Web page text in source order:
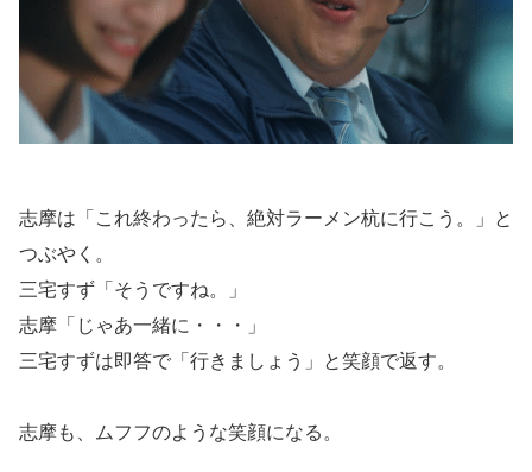
志摩は「これ終わったら、絶対ラーメン杭に行こう。」と
つぶやく。
三宅すず「そうですね。」
志摩「じゃあ一緒に・・・」
三宅すずは即答で「行きましょう」と笑顔で返す。
志摩も、ムフフのような笑顔になる。